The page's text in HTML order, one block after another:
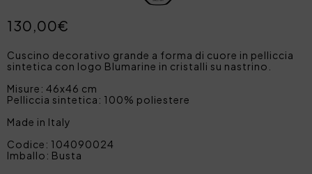
130,00€
Cuscino decorativo grande a forma di cuore in pelliccia
sintetica con logo Blumarine in cristalli su nastrino.
Misure: 46x46 cm
Pelliccia sintetica: 100% poliestere
Made in Italy
Codice: 104090024
Imballo: Busta